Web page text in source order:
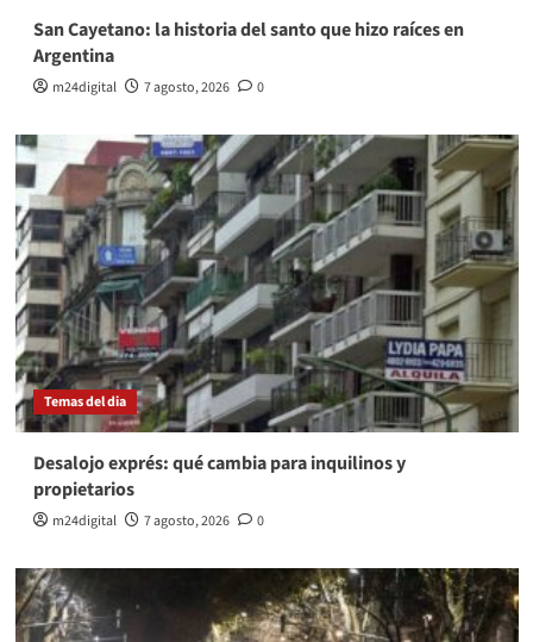
San Cayetano: la historia del santo que hizo raíces en
Argentina
m24digital 7 agosto, 2026 0
Temas del dia
Desalojo exprés: qué cambia para inquilinos y
propietarios
m24digital 7 agosto, 2026 0